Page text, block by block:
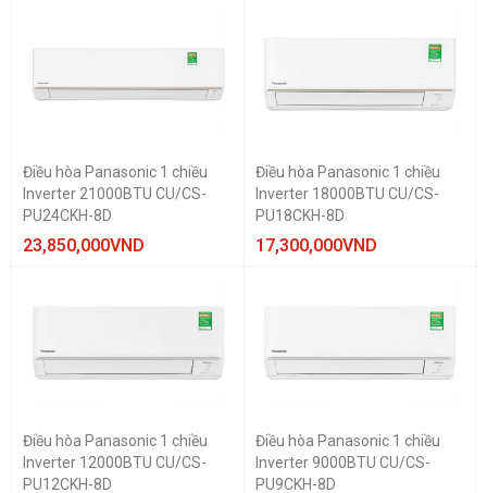
Điều hòa Panasonic 1 chiều
Inverter 21000BTU CU/CS-
PU24CKH-8D
23,850,000VND
Điều hòa Panasonic 1 chiều
Inverter 18000BTU CU/CS-
PU18CKH-8D
17,300,000VND
Điều hòa Panasonic 1 chiều
Inverter 12000BTU CU/CS-
PU12CKH-8D
Điều hòa Panasonic 1 chiều
Inverter 9000BTU CU/CS-
PU9CKH-8D